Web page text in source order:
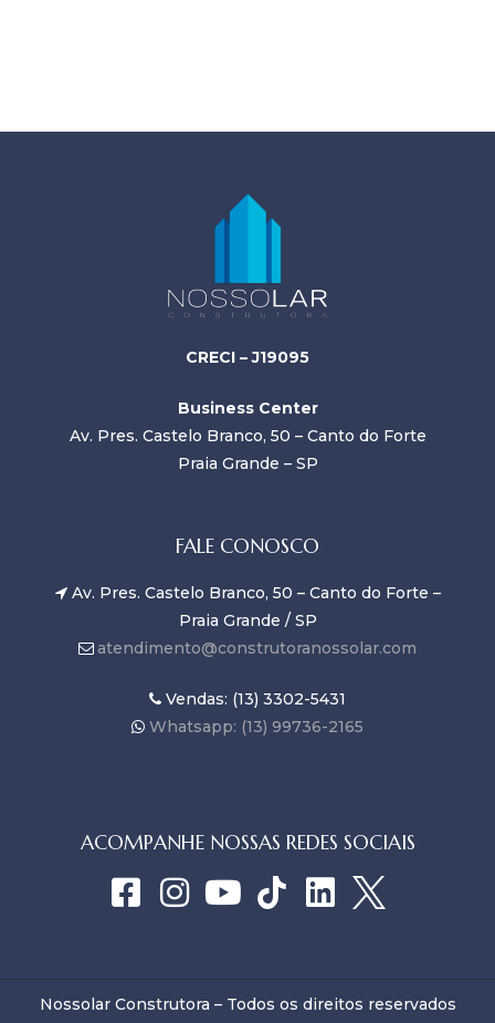
CRECI – J19095
Business Center
Av. Pres. Castelo Branco, 50 – Canto do Forte
Praia Grande – SP
FALE CONOSCO
Av. Pres. Castelo Branco, 50 – Canto do Forte –
Praia Grande / SP
atendimento@construtoranossolar.com
Vendas: (13) 3302-5431
Whatsapp: (13) 99736-2165
ACOMPANHE NOSSAS REDES SOCIAIS
Nossolar Construtora – Todos os direitos reservados